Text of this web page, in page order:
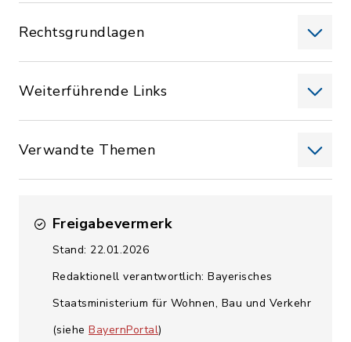
Rechtsgrundlagen
Weiterführende Links
Verwandte Themen
Freigabevermerk
Stand: 22.01.2026
Redaktionell verantwortlich: Bayerisches
Staatsministerium für Wohnen, Bau und Verkehr
(siehe BayernPortal)